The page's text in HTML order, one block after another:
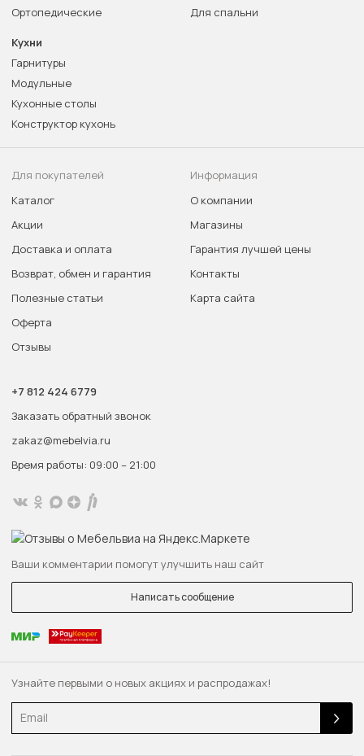
Узнайте первыми о новых акциях и распродажах!
Email
Ортопедические
Для спальни
Кухни
Гарнитуры
Модульные
Кухонные столы
Конструктор кухонь
Для покупателей
Каталог
Акции
Доставка и оплата
Возврат, обмен и гарантия
Полезные статьи
Оферта
Отзывы
Информация
О компании
Магазины
Гарантия лучшей цены
Контакты
Карта сайта
+7 812 424 6779
Заказать обратный звонок
zakaz@mebelvia.ru
Время работы: 09:00 – 21:00
Ваши комментарии помогут улучшить наш сайт
Написать сообщение